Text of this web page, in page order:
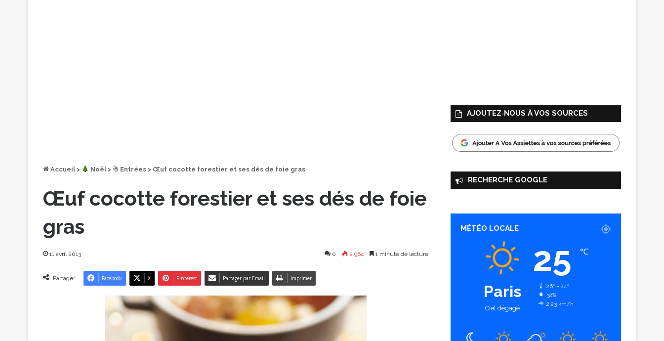
Accueil > ︎ Noël > ☃ Entrées > Œuf cocotte forestier et ses dés de foie gras
Œuf cocotte forestier et ses dés de foie
gras
11 avril 2013 0 2 964 1 minute de lecture
Partager Facebook X Pinterest Partager par Email Imprimer
AJOUTEZ‑NOUS À VOS SOURCES
RECHERCHE GOOGLE
MÉTÉO LOCALE
Paris
Ciel dégagé
25 ℃
26º - 24º
32%
2.23 km/h